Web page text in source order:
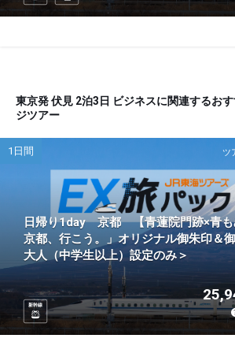
東京発 伏見 2泊3日 ビジネスに関連するお
ジツアー
ツ
1日間
日帰り1day 京都 【青蓮院門跡×青も
京都、行こう。」オリジナル御朱印＆
大人（中学生以上）設定のみ＞
新幹線